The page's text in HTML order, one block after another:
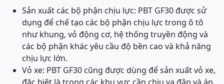
Sản xuất các bộ phận chịu lực: PBT GF30 được sử
dụng để chế tạo các bộ phận chịu lực trong ô tô
như khung, vỏ động cơ, hệ thống truyền động và
các bộ phận khác yêu cầu độ bền cao và khả năng
chịu lực lớn.
Vỏ xe: PBT GF30 cũng được dùng để sản xuất vỏ xe,